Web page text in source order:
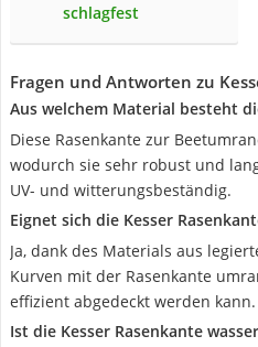
schlagfest
Fragen und Antworten zu
Aus welchem Material besteht
Diese Rasenkante zur
wodurch sie sehr robust und
UV- und witterungsbeständig.
Eignet sich die Kesser
Ja, dank des Materials aus
Kurven mit der Rasenkante
effizient abgedeckt werden kann.
Ist die Kesser Rasenkante